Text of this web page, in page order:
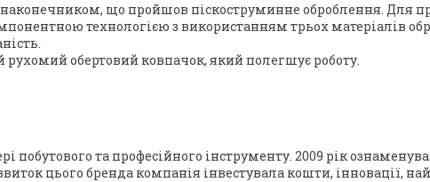
що пройшов піскоструминне оброблення. Для
технологією з використанням трьох матеріалів
обертовий ковпачок, який полегшує роботу.
побутового та професійного інструменту. 2009 рік
цього бренда компанія інвестувала кошти, інновації,